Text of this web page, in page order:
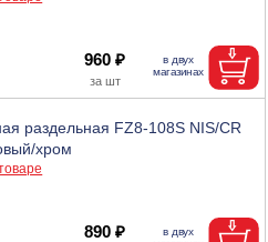
960 ₽
раздельная FZ8-108S NIS/CR
хром
890 ₽